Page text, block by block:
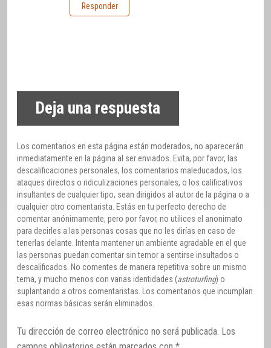
Responder
Deja una respuesta
Los comentarios en esta página están moderados, no aparecerán
inmediatamente en la página al ser enviados. Evita, por favor, las
descalificaciones personales, los comentarios maleducados, los
ataques directos o ridiculizaciones personales, o los calificativos
insultantes de cualquier tipo, sean dirigidos al autor de la página o a
cualquier otro comentarista. Estás en tu perfecto derecho de
comentar anónimamente, pero por favor, no utilices el anonimato
para decirles a las personas cosas que no les dirías en caso de
tenerlas delante. Intenta mantener un ambiente agradable en el que
las personas puedan comentar sin temor a sentirse insultados o
descalificados. No comentes de manera repetitiva sobre un mismo
tema, y mucho menos con varias identidades (astroturfing) o
suplantando a otros comentaristas. Los comentarios que incumplan
esas normas básicas serán eliminados.
Tu dirección de correo electrónico no será publicada. Los